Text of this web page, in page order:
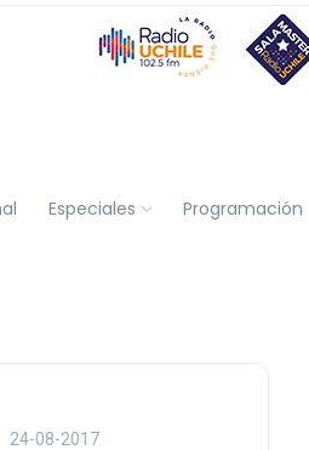
Especiales Programación
24-08-2017